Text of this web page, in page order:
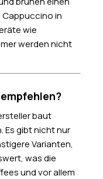
Cappuccino in
wie
werden nicht
baut
Es gibt nicht nur
Varianten,
was die
und vor allem